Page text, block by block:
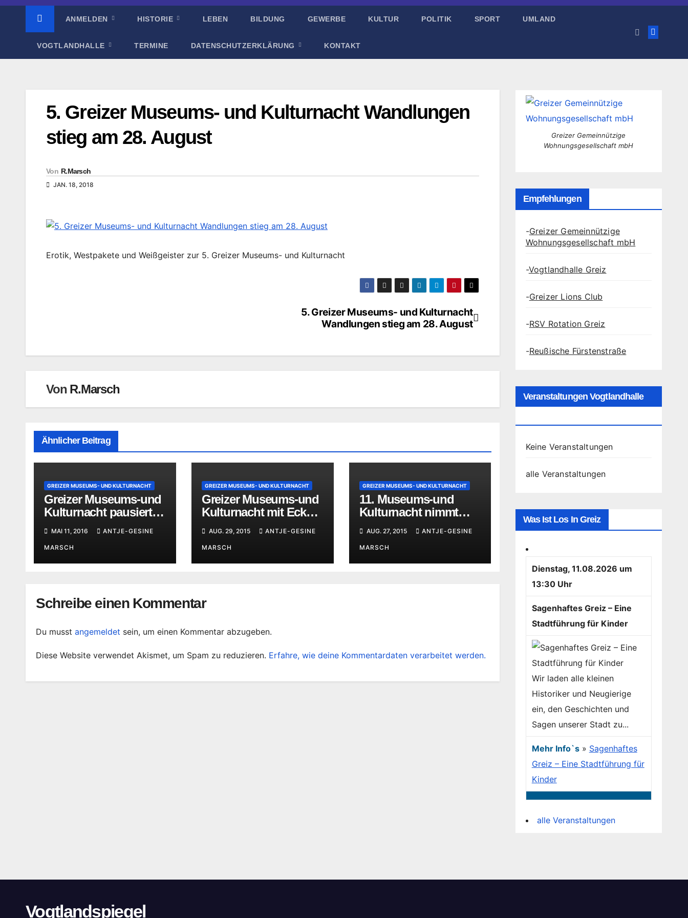
ANMELDEN HISTORIE LEBEN BILDUNG GEWERBE KULTUR POLITIK SPORT UMLAND
VOGTLANDHALLE TERMINE DATENSCHUTZERKLÄRUNG KONTAKT
5. Greizer Museums- und Kulturnacht Wandlungen
stieg am 28. August
Von R.Marsch
JAN. 18, 2018
Erotik, Westpakete und Weißgeister zur 5. Greizer Museums- und Kulturnacht
5. Greizer Museums- und Kulturnacht
Wandlungen stieg am 28. August
Von R.Marsch
Ähnlicher Beitrag
GREIZER MUSEUMS- UND KULTURNACHT
Greizer Museums-und
Kulturnacht pausiert
MAI 11, 2016 ANTJE-GESINE
MARSCH
GREIZER MUSEUMS- UND KULTURNACHT
Greizer Museums-und
Kulturnacht mit Ecken
AUG. 29, 2015 ANTJE-GESINE
MARSCH
GREIZER MUSEUMS- UND KULTURNACHT
11. Museums-und
Kulturnacht nimmt
ins Visier
AUG. 27, 2015 ANTJE-GESINE
MARSCH
Schreibe einen Kommentar
Du musst angemeldet sein, um einen Kommentar abzugeben.
Diese Website verwendet Akismet, um Spam zu reduzieren. Erfahre, wie deine Kommentardaten verarbeitet werden.
Greizer Gemeinnützige
Wohnungsgesellschaft mbH
Empfehlungen
-Greizer Gemeinnützige
Wohnungsgesellschaft mbH
-Vogtlandhalle Greiz
-Greizer Lions Club
-RSV Rotation Greiz
-Reußische Fürstenstraße
Veranstaltungen Vogtlandhalle
Keine Veranstaltungen
alle Veranstaltungen
Was Ist Los In Greiz
Dienstag, 11.08.2026 um
13:30 Uhr
Sagenhaftes Greiz – Eine
Stadtführung für Kinder
Wir laden alle kleinen
Historiker und Neugierige
ein, den Geschichten und
Sagen unserer Stadt zu...
Mehr Info`s» Sagenhaftes
Greiz – Eine Stadtführung für
Kinder
alle Veranstaltungen
Vogtlandspiegel